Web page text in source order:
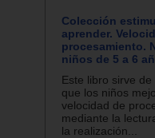
Colección
aprender.
procesamiento.
niños de 5 a 6
Este libro sirve
que los niños
velocidad de
mediante la
la realización...